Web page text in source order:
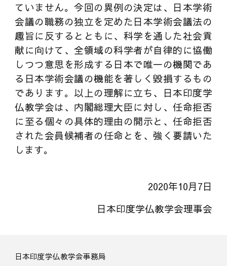
ていません。今回の異例の決定は、日本学術
会議の職務の独立を定めた日本学術会議法の
趣旨に反するとともに、科学を通した社会貢
献に向けて、全領域の科学者が自律的に協働
しつつ意思を形成する日本で唯一の機関であ
る日本学術会議の機能を著しく毀損するもの
であります。以上の理解に立ち、日本印度学
仏教学会は、内閣総理大臣に対し、任命拒否
に至る個々の具体的理由の開示と、任命拒否
された会員候補者の任命とを、強く要請いた
します。
2020年10月7日
日本印度学仏教学会理事会
日本印度学仏教学会事務局